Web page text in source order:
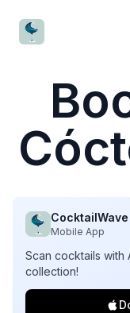
CocktailWave
CocktailWave
Mobile App
Scan cocktails with
collection!